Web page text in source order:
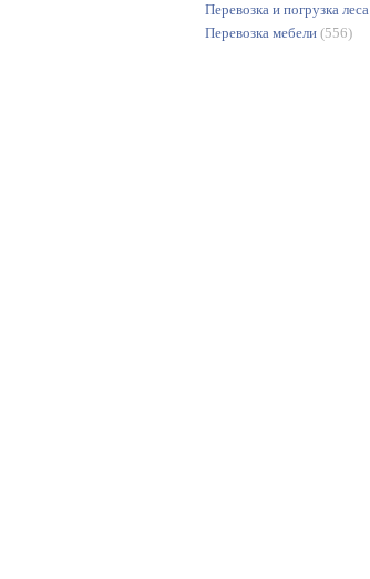
Перевозка и погрузка леса
Перевозка мебели (556)